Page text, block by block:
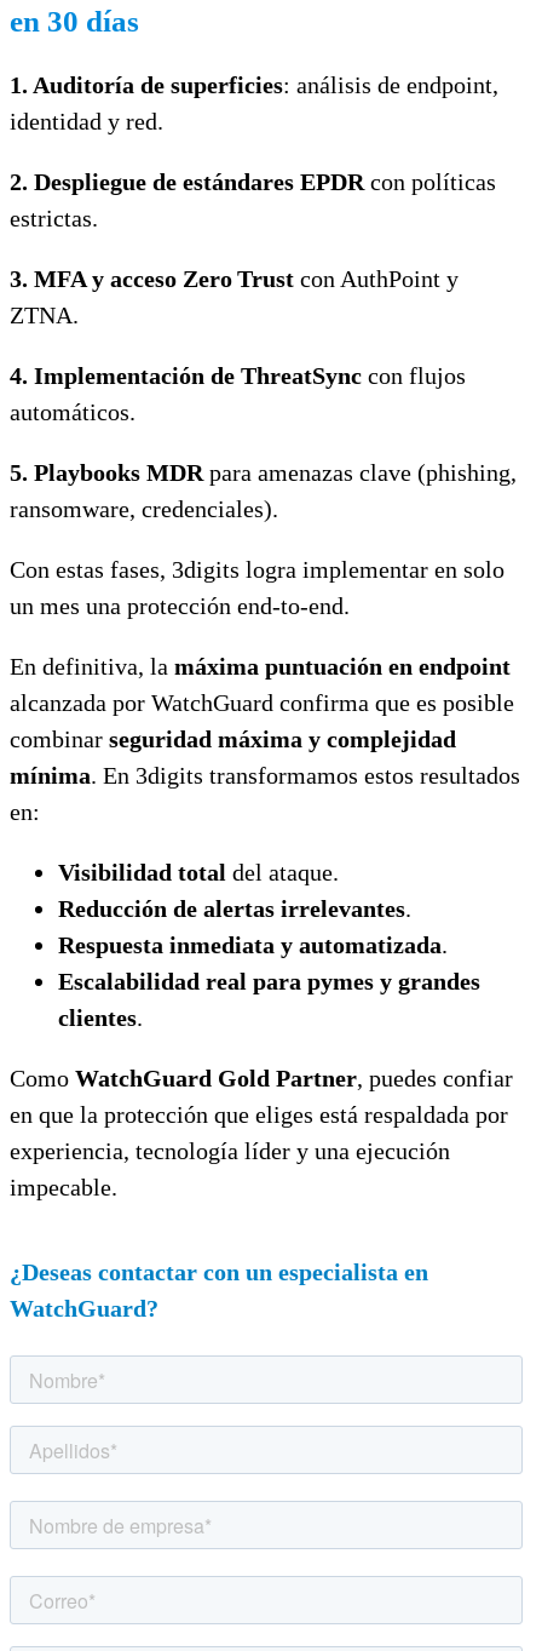
en 30 días
1. Auditoría de superficies: análisis de endpoint,
identidad y red.
2. Despliegue de estándares EPDR con políticas
estrictas.
3. MFA y acceso ZeroTrust con AuthPoint y
ZTNA.
4. Implementación de ThreatSync con flujos
automáticos.
5. Playbooks MDR para amenazas clave (phishing,
ransomware, credenciales).
Con estas fases, 3digits logra implementar en solo
un mes una protección end-to-end.
En definitiva, la máxima puntuación en endpoint
alcanzada por WatchGuard confirma que es posible
combinar seguridad máxima y complejidad
mínima. En 3digits transformamos estos resultados
en:
Visibilidad total del ataque.
Reducción de alertas irrelevantes.
Respuesta inmediata y automatizada.
Escalabilidad real para pymes y grandes
clientes.
Como WatchGuard Gold Partner, puedes confiar
en que la protección que eliges está respaldada por
experiencia, tecnología líder y una ejecución
impecable.
¿Deseas contactar con un especialista en
WatchGuard?